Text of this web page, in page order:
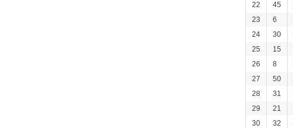
22
45
23
6
24
30
25
15
26
8
27
50
28
31
29
21
30
32